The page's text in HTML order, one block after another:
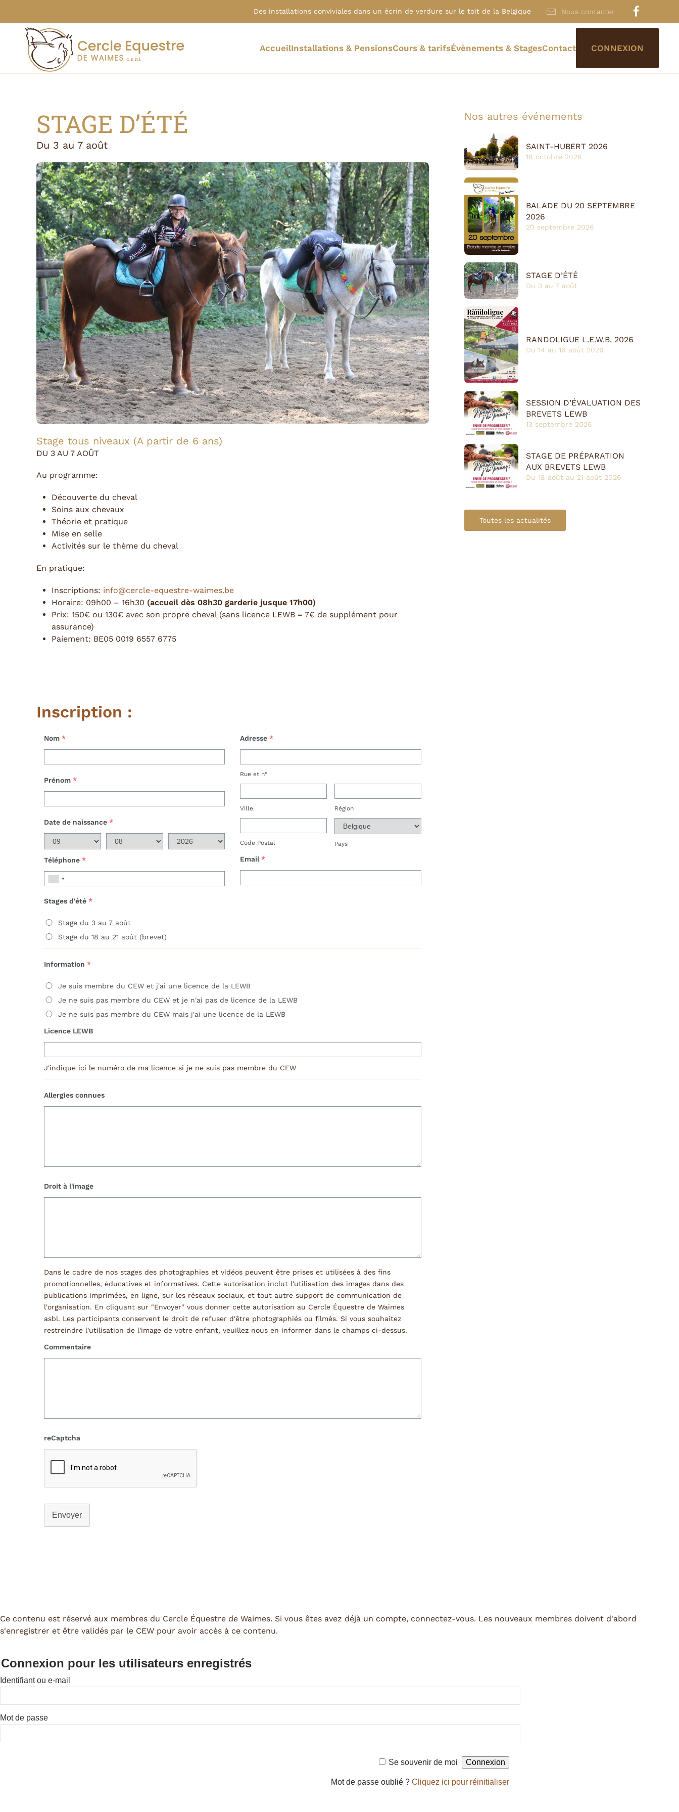
Skip to main content
Des installations conviviales dans un écrin de verdure sur le toit de la Belgique Nous contacter
AccueilInstallations & PensionsCours & tarifsÉvènements & StagesContact CONNEXION
STAGE D’ÉTÉ
Du 3 au 7 août
Stage tous niveaux (A partir de 6 ans)
DU 3 AU 7 AOÛT
Au programme:
Découverte du cheval
Soins aux chevaux
Théorie et pratique
Mise en selle
Activités sur le thème du cheval
En pratique:
Inscriptions: info@cercle-equestre-waimes.be
Horaire: 09h00 – 16h30 (accueil dès 08h30 garderie jusque 17h00)
Prix: 150€ ou 130€ avec son propre cheval (sans licence LEWB = 7€ de supplément pour
assurance)
Paiement: BE05 0019 6557 6775
Inscription :
Nom *
Prénom *
Date de naissance *
Téléphone *
Adresse *
Rue et n°
Ville Région
Code Postal Pays
Email *
Stages d'été *
Stage du 3 au 7 août
Stage du 18 au 21 août (brevet)
Information *
Je suis membre du CEW et j'ai une licence de la LEWB
Je ne suis pas membre du CEW et je n'ai pas de licence de la LEWB
Je ne suis pas membre du CEW mais j'ai une licence de la LEWB
Licence LEWB
J'indique ici le numéro de ma licence si je ne suis pas membre du CEW
Allergies connues
Droit à l'image
Dans le cadre de nos stages des photographies et vidéos peuvent être prises et utilisées à des fins
promotionnelles, éducatives et informatives. Cette autorisation inclut l'utilisation des images dans des
publications imprimées, en ligne, sur les réseaux sociaux, et tout autre support de communication de
l'organisation. En cliquant sur "Envoyer" vous donner cette autorisation au Cercle Équestre de Waimes
asbl. Les participants conservent le droit de refuser d'être photographiés ou filmés. Si vous souhaitez
restreindre l'utilisation de l'image de votre enfant, veuillez nous en informer dans le champs ci-dessus.
Commentaire
reCaptcha
Envoyer
Nos autres événements
SAINT-HUBERT 2026
18 octobre 2026
BALADE DU 20 SEPTEMBRE
2026
20 septembre 2026
STAGE D’ÉTÉ
Du 3 au 7 août
RANDOLIGUE L.E.W.B. 2026
Du 14 au 16 août 2026
SESSION D’ÉVALUATION DES
BREVETS LEWB
13 septembre 2026
STAGE DE PRÉPARATION
AUX BREVETS LEWB
Du 18 août au 21 août 2026
Toutes les actualités
Ce contenu est réservé aux membres du Cercle Équestre de Waimes. Si vous êtes avez déjà un compte, connectez-vous. Les nouveaux membres doivent d'abord
s'enregistrer et être validés par le CEW pour avoir accès à ce contenu.
Connexion pour les utilisateurs enregistrés
Identifiant ou e-mail
Mot de passe
Se souvenir de moi
Mot de passe oublié ? Cliquez ici pour réinitialiser